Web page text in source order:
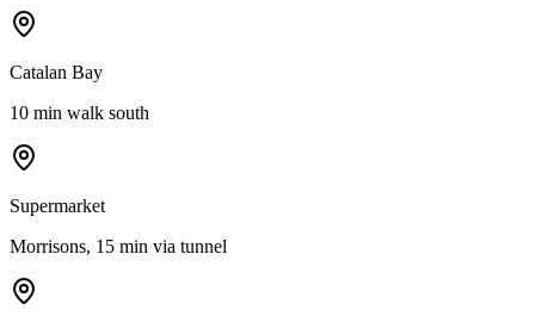
Catalan Bay
10 min walk south
Supermarket
Morrisons, 15 min via tunnel